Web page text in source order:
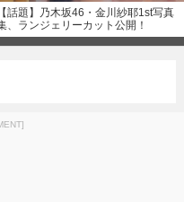
【話題】乃木坂46・金川紗耶1st写真
、ランジェリーカット公開！